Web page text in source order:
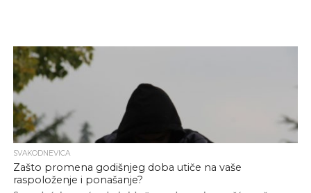
SVAKODNEVICA
Zašto promena godišnjeg doba utiče na vaše
raspoloženje i ponašanje?